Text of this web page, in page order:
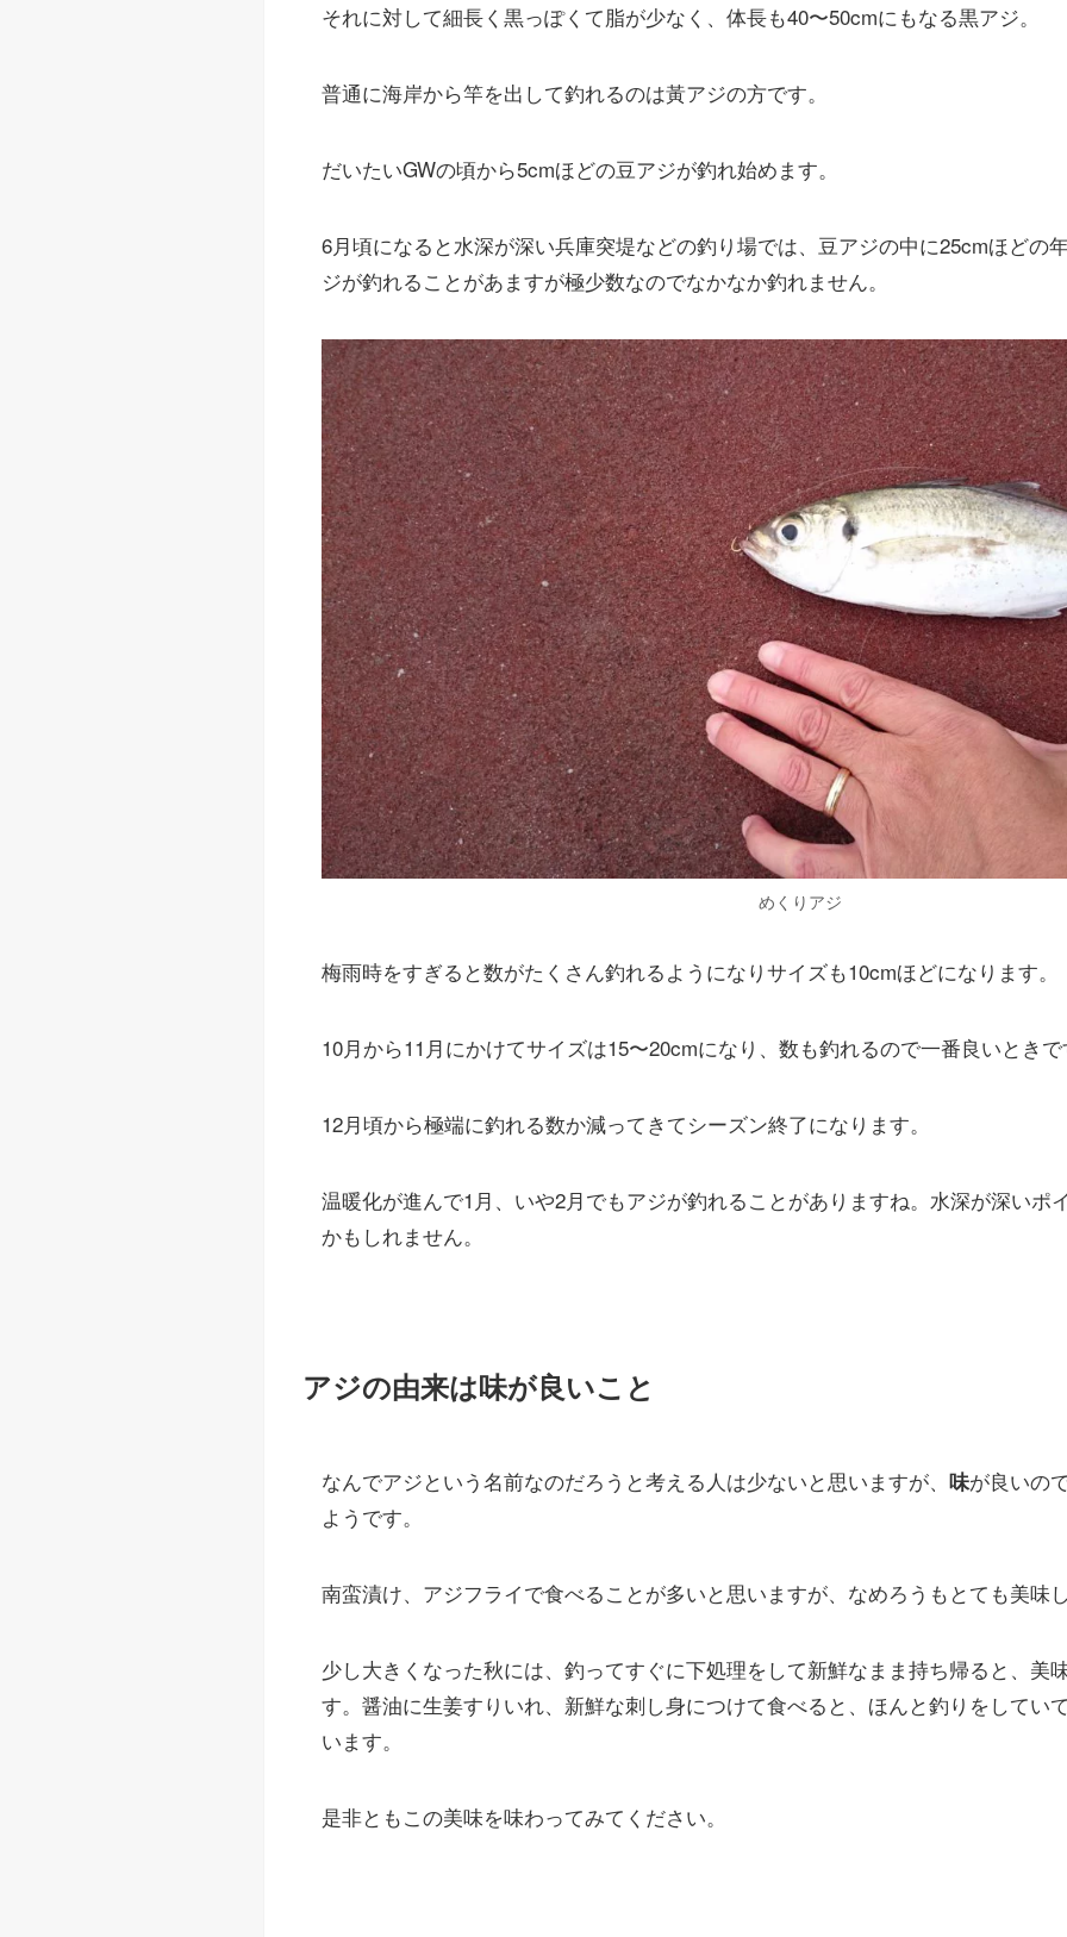
それに対して細長く黒っぽくて脂が少なく、体長も40〜50cmにもなる黒アジ。
普通に海岸から竿を出して釣れるのは黃アジの方です。
だいたいGWの頃から5cmほどの豆アジが釣れ始めます。
6月頃になると水深が深い兵庫突堤などの釣り場では、豆アジの中に25cmほどの
ジが釣れることがあますが極少数なのでなかなか釣れません。
めくりアジ
梅雨時をすぎると数がたくさん釣れるようになりサイズも10cmほどになります。
10月から11月にかけてサイズは15〜20cmになり、数も釣れるので一番良いときで
12月頃から極端に釣れる数か減ってきてシーズン終了になります。
温暖化が進んで1月、いや2月でもアジが釣れることがありますね。水深が深いポ
かもしれません。
アジの由来は味が良いこと
なんでアジという名前なのだろうと考える人は少ないと思いますが、 味が良いの
ようです。
南蛮漬け、アジフライで食べることが多いと思いますが、なめろうもとても美味し
少し大きくなった秋には、釣ってすぐに下処理をして新鮮なまま持ち帰ると、美
す。醤油に生姜すりいれ、新鮮な刺し身につけて食べると、ほんと釣りをしてい
います。
是非ともこの美味を味わってみてください。